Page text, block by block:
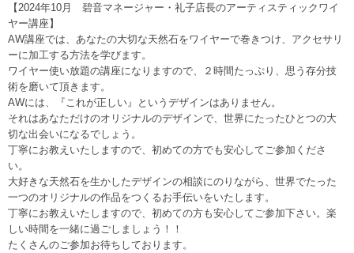
【2024年10月 碧音マネージャー・礼子店長のアーティスティックワイ
ヤー講座】
AW講座では、あなたの大切な天然石をワイヤーで巻きつけ、アクセサリ
ーに加工する方法を学びます。
ワイヤー使い放題の講座になりますので、２時間たっぷり、思う存分技
術を磨いて頂きます。
AWには、『これが正しい』というデザインはありません。
それはあなただけのオリジナルのデザインで、世界にたったひとつの大
切な出会いになるでしょう。
丁寧にお教えいたしますので、初めての方でも安心してご参加くださ
い。
大好きな天然石を生かしたデザインの相談にのりながら、世界でたった
一つのオリジナルの作品をつくるお手伝いをいたします。
丁寧にお教えいたしますので、初めての方も安心してご参加下さい。楽
しい時間を一緒に過ごしましょう！！
たくさんのご参加お待ちしております。